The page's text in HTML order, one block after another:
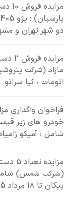
دو شهر تهران و
مازاد (شرکت
اتومات ، کیا سراتو
خودرو های زیر
شامل : آمیکو
(شرکت شمس) شامل
پیکان تا 18 مرداد 1405